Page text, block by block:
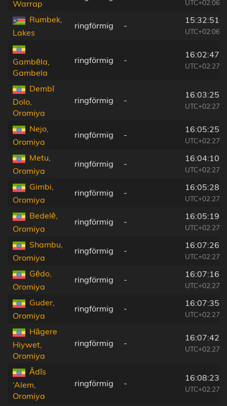
Warrap UTC+02:06
Rumbek,
Lakes
ringförmig -
15:32:51
UTC+02:06
Gambēla,
Gambela
ringförmig -
16:02:47
UTC+02:27
Dembī
Dolo,
Oromiya
ringförmig -
16:03:25
UTC+02:27
Nejo,
Oromiya
ringförmig -
16:05:25
UTC+02:27
Metu,
Oromiya
ringförmig -
16:04:10
UTC+02:27
Gimbi,
Oromiya
ringförmig -
16:05:28
UTC+02:27
Bedelē,
Oromiya
ringförmig -
16:05:19
UTC+02:27
Shambu,
Oromiya
ringförmig -
16:07:26
UTC+02:27
Gēdo,
Oromiya
ringförmig -
16:07:16
UTC+02:27
Guder,
Oromiya
ringförmig -
16:07:35
UTC+02:27
Hāgere
Hiywet,
Oromiya
ringförmig -
16:07:42
UTC+02:27
Ādīs
‘Alem,
Oromiya
ringförmig -
16:08:23
UTC+02:27